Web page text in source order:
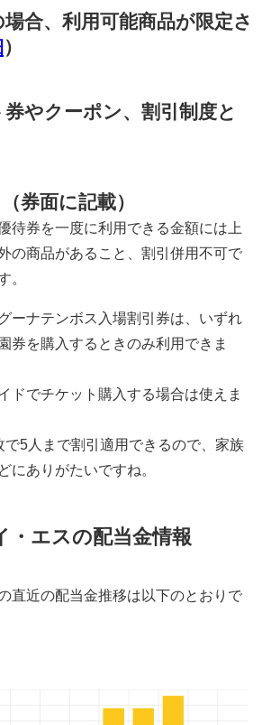
場合、利用可能商品が限定さ
）
券やクーポン、割引制度と
券面に記載）
待券を一度に利用できる金額には上
の商品があること、割引併用不可で
。
ーナテンボス入場割引券は、いずれ
券を購入するときのみ利用できま
ドでチケット購入する場合は使えま
で5人まで割引適用できるので、家族
にありがたいですね。
・エスの配当金情報
直近の配当金推移は以下のとおりで